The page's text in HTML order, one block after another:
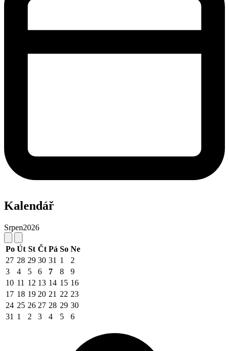
Kalendář
Srpen2026
Po Út St Čt Pá So Ne
27 28 29 30 31 1
2
3
4 5 6 7 8
9
10 11 12 13 14 15 16
17 18 19 20 21 22 23
24 25 26 27 28 29 30
31 1 2 3 4 5 6